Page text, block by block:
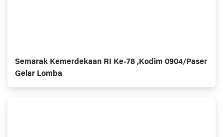
Semarak Kemerdekaan RI Ke-78 ,Kodim 0904/Paser
Gelar Lomba